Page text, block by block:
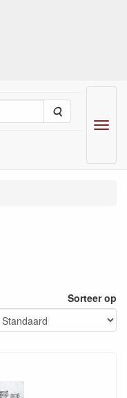
Zoeken
Menu
Sorteer op